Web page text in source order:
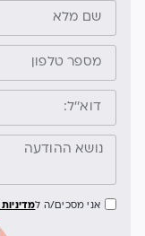
אני מסכים/ה ל